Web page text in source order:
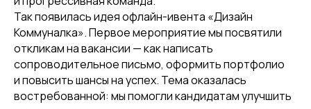
Так появилась идея офлайн-ивента «Дизайн
Коммуналка». Первое мероприятие мы посвятили
откликам на вакансии — как написать
сопроводительное письмо, оформить портфолио
и повысить шансы на успех. Тема оказалась
востребованной: мы помогли кандидатам улучшить